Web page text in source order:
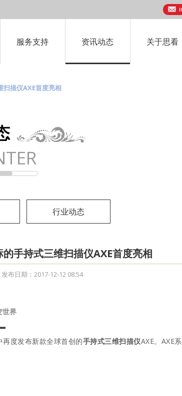
服务支持 资讯动态 关于思看
扫描仪AXE首度亮相
行业动态
手持式三维扫描仪AXE首度亮相
发布日期：2017-12-12 08:54
世界
度发布新款全球首创的手持式三维扫描仪AXE。AXE